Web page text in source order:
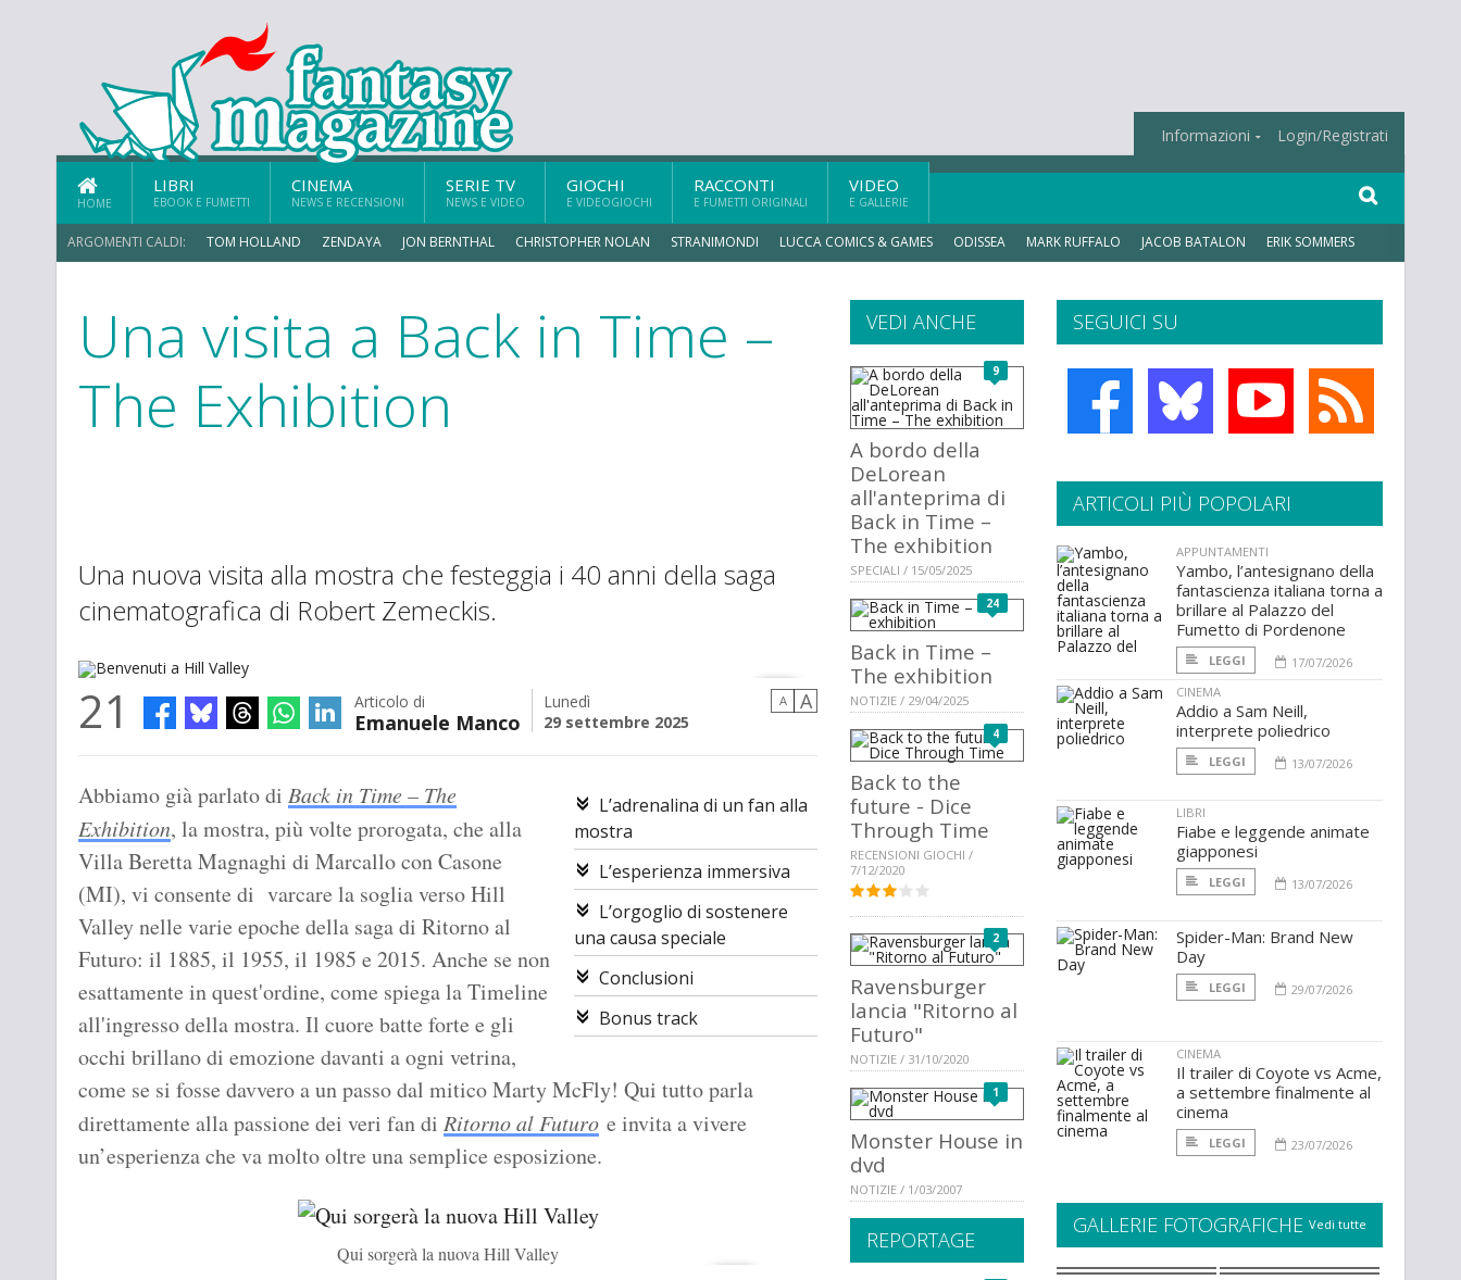
Informazioni Login/Registrati
HOME
LIBRI
EBOOK E FUMETTI
CINEMA
NEWS E RECENSIONI
SERIE TV
NEWS E VIDEO
GIOCHI
E VIDEOGIOCHI
RACCONTI
E FUMETTI ORIGINALI
VIDEO
E GALLERIE
ARGOMENTI CALDI: TOM HOLLAND ZENDAYA JON BERNTHAL CHRISTOPHER NOLAN STRANIMONDI LUCCA COMICS & GAMES ODISSEA MARK RUFFALO JACOB BATALON ERIK SOMMERS
Una visita a Back in Time –
The Exhibition
Una nuova visita alla mostra che festeggia i 40 anni della saga
cinematografica di Robert Zemeckis.
21 Articolo di
Emanuele Manco
Lunedì
29 settembre 2025
A A
L’adrenalina di un fan alla
mostra
L’esperienza immersiva
L’orgoglio di sostenere
una causa speciale
Conclusioni
Bonus track
Abbiamo già parlato di Back in Time – The
Exhibition, la mostra, più volte prorogata, che alla
Villa Beretta Magnaghi di Marcallo con Casone
(MI), vi consente di varcare la soglia verso Hill
Valley nelle varie epoche della saga di Ritorno al
Futuro: il 1885, il 1955, il 1985 e 2015. Anche se non
esattamente in quest'ordine, come spiega la Timeline
all'ingresso della mostra. Il cuore batte forte e gli
occhi brillano di emozione davanti a ogni vetrina,
come se si fosse davvero a un passo dal mitico Marty McFly! Qui tutto parla
direttamente alla passione dei veri fan di Ritorno al Futuro e invita a vivere
un’esperienza che va molto oltre una semplice esposizione.
Qui sorgerà la nuova Hill Valley
SEGUICI SU
VEDI ANCHE
9
A bordo della
DeLorean
all'anteprima di
Back in Time –
The exhibition
SPECIALI / 15/05/2025
24
Back in Time –
The exhibition
NOTIZIE / 29/04/2025
4
Back to the
future - Dice
Through Time
RECENSIONI GIOCHI /
7/12/2020
2
Ravensburger
lancia "Ritorno al
Futuro"
NOTIZIE / 31/10/2020
1
Monster House in
dvd
NOTIZIE / 1/03/2007
REPORTAGE
ARTICOLI PIÙ POPOLARI
APPUNTAMENTI
Yambo, l’antesignano della
fantascienza italiana torna a
brillare al Palazzo del
Fumetto di Pordenone
LEGGI
17/07/2026
CINEMA
Addio a Sam Neill,
interprete poliedrico
LEGGI 13/07/2026
LIBRI
Fiabe e leggende animate
giapponesi
LEGGI 13/07/2026
Spider-Man: Brand New
Day
LEGGI 29/07/2026
CINEMA
Il trailer di Coyote vs Acme,
a settembre finalmente al
cinema
LEGGI 23/07/2026
GALLERIE FOTOGRAFICHE Vedi tutte